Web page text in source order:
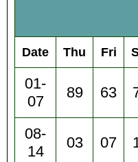
Date Thu Fri
01-
07
89 63
08-
14
03 07